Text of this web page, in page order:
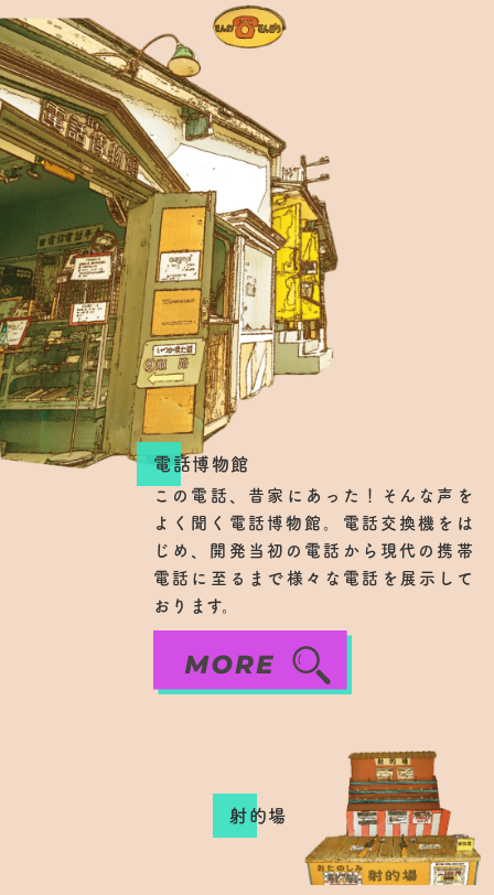
電話博物館
この電話、昔家にあった！そんな声を
よく聞く電話博物館。電話交換機をは
じめ、開発当初の電話から現代の携帯
電話に至るまで様々な電話を展示して
おります。
射的場